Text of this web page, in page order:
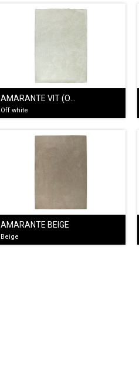
Off white
AMARANTE BEIGE
Beige